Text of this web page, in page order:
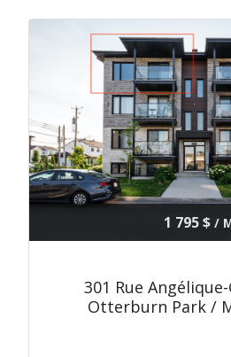
1 795 $/
301 Rue
Otterburn Park /